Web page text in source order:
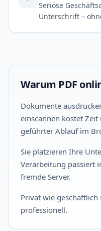
Seriöse
Unterschrift –
Warum PDF
Dokumente
einscannen kostet
geführter Ablauf im
Sie platzieren Ihre
Verarbeitung passiert
fremde Server.
Privat wie
professionell.